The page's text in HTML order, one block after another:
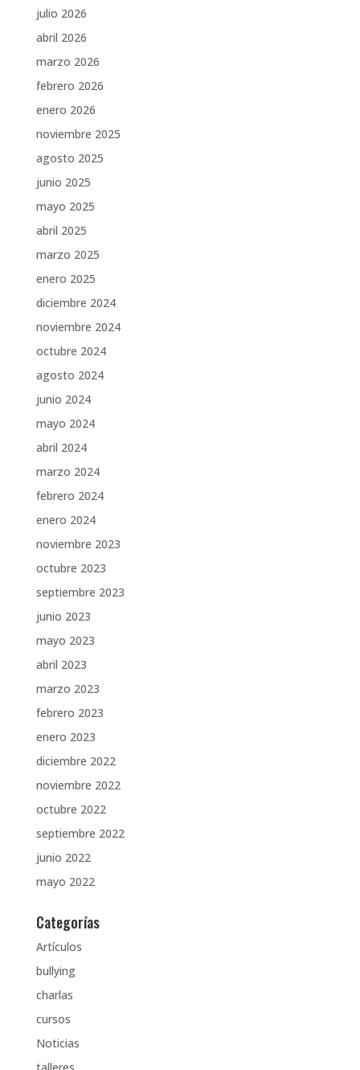
julio 2026
abril 2026
marzo 2026
febrero 2026
enero 2026
noviembre 2025
agosto 2025
junio 2025
mayo 2025
abril 2025
marzo 2025
enero 2025
diciembre 2024
noviembre 2024
octubre 2024
agosto 2024
junio 2024
mayo 2024
abril 2024
marzo 2024
febrero 2024
enero 2024
noviembre 2023
octubre 2023
septiembre 2023
junio 2023
mayo 2023
abril 2023
marzo 2023
febrero 2023
enero 2023
diciembre 2022
noviembre 2022
octubre 2022
septiembre 2022
junio 2022
mayo 2022
Categorías
Artículos
bullying
charlas
cursos
Noticias
talleres